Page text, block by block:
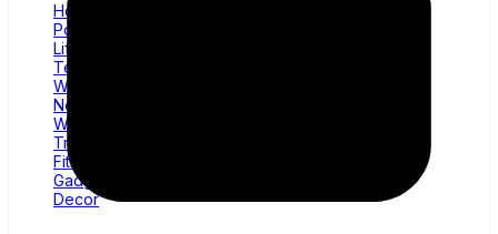
Home
Politics
Lifestyle
Technology
Wellness
News
World
Trending
Fitness
Gadgets
Decor